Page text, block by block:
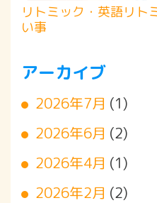
リトミック・英語リ
い事
アーカイブ
2026年7月 (1)
2026年6月 (2)
2026年4月 (1)
2026年2月 (2)